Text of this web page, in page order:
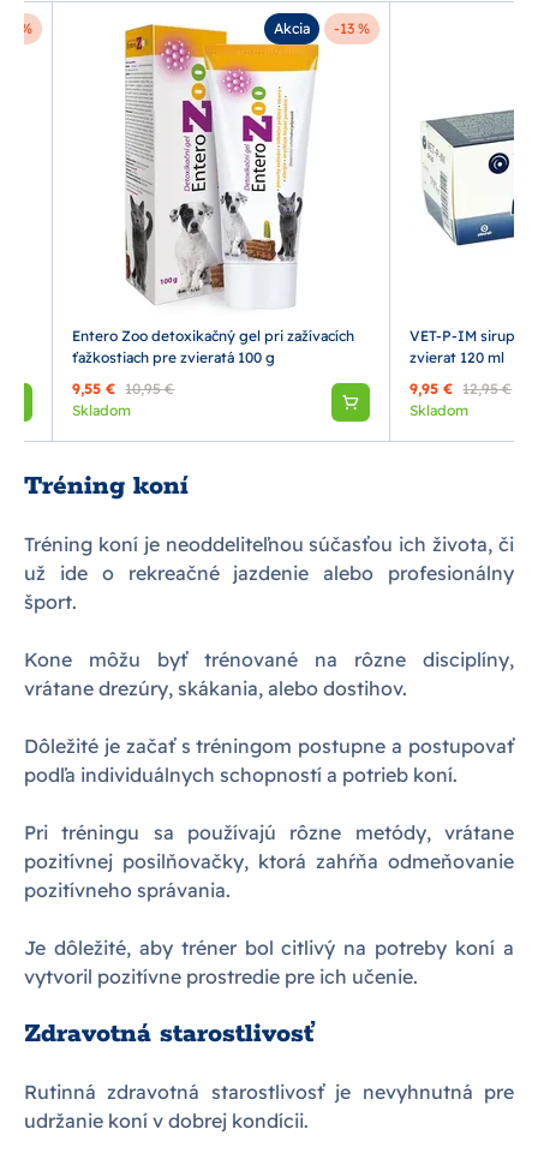
% Akcia -13 %
Entero Zoo detoxikačný gel pri zažívacích
ťažkostiach pre zvieratá 100 g
9,55 € 10,95 €
Skladom
VET-P-IM sirup
zvierat 120 ml
9,95 € 12,95 €
Skladom
Tréning koní
Tréning koní je neoddeliteľnou súčasťou ich života, či
už ide o rekreačné jazdenie alebo profesionálny
šport.
Kone môžu byť trénované na rôzne disciplíny,
vrátane drezúry, skákania, alebo dostihov.
Dôležité je začať s tréningom postupne a postupovať
podľa individuálnych schopností a potrieb koní.
Pri tréningu sa používajú rôzne metódy, vrátane
pozitívnej posilňovačky, ktorá zahŕňa odmeňovanie
pozitívneho správania.
Je dôležité, aby tréner bol citlivý na potreby koní a
vytvoril pozitívne prostredie pre ich učenie.
Zdravotná starostlivosť
Rutinná zdravotná starostlivosť je nevyhnutná pre
udržanie koní v dobrej kondícii.